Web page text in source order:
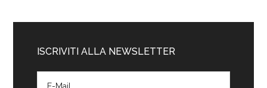
ISCRIVITI ALLA NEWSLETTER